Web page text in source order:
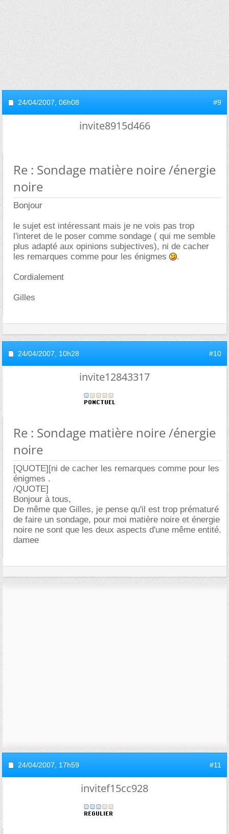
24/04/2007, 06h08 #9
invite8915d466
Re : Sondage matière noire /énergie
noire
Bonjour
le sujet est intéressant mais je ne vois pas trop
l'interet de le poser comme sondage ( qui me semble
plus adapté aux opinions subjectives), ni de cacher
les remarques comme pour les énigmes
.
Cordialement
Gilles
24/04/2007, 10h28 #10
invite12843317
Re : Sondage matière noire /énergie
noire
[QUOTE][ni de cacher les remarques comme pour les
énigmes .
/QUOTE]
Bonjour à tous,
De même que Gilles, je pense qu'il est trop prématuré
de faire un sondage, pour moi matière noire et énergie
noire ne sont que les deux aspects d'une même entité.
damee
24/04/2007, 17h59 #11
invitef15cc928